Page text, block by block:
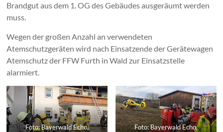
Brandgut aus dem 1. OG des Gebäudes ausgeräumt werden
muss.
Wegen der großen Anzahl an verwendeten
Atemschutzgeräten wird nach Einsatzende der Gerätewagen
Atemschutz der FFW Furth in Wald zur Einsatzstelle
alarmiert.
Foto: Bayerwald Echo,
Foto: Bayerwald Echo,